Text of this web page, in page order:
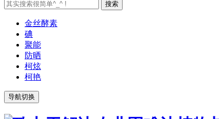
金丝酵素
碘
聚能
防晒
柯炫
柯艳
导航切换